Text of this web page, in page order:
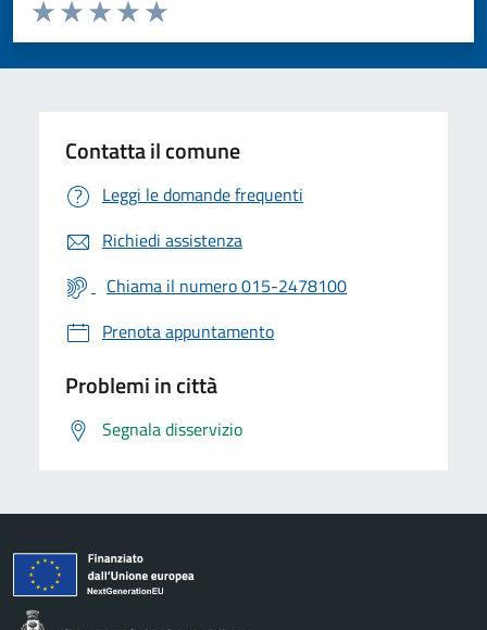
Valuta da 1 a 5 stelle la pagina
Valuta 5 stelle su 5
Valuta 4 stelle su 5
Valuta 3 stelle su 5
Valuta 2 stelle su 5
Valuta 1 stelle su 5
Contatta il comune
Leggi le domande frequenti
Richiedi assistenza
Chiama il numero 015-2478100
Prenota appuntamento
Problemi in città
Segnala disservizio